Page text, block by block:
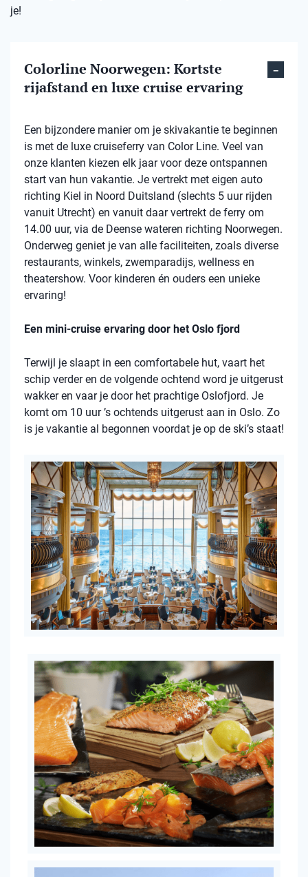
je!
Colorline Noorwegen: Kortste
rijafstand en luxe cruise ervaring
Een bijzondere manier om je skivakantie te beginnen
is met de luxe cruiseferry van Color Line. Veel van
onze klanten kiezen elk jaar voor deze ontspannen
start van hun vakantie. Je vertrekt met eigen auto
richting Kiel in Noord Duitsland (slechts 5 uur rijden
vanuit Utrecht) en vanuit daar vertrekt de ferry om
14.00 uur, via de Deense wateren richting Noorwegen.
Onderweg geniet je van alle faciliteiten, zoals diverse
restaurants, winkels, zwemparadijs, wellness en
theatershow. Voor kinderen én ouders een unieke
ervaring!
Een mini-cruise ervaring door het Oslo fjord
Terwijl je slaapt in een comfortabele hut, vaart het
schip verder en de volgende ochtend word je uitgerust
wakker en vaar je door het prachtige Oslofjord. Je
komt om 10 uur ’s ochtends uitgerust aan in Oslo. Zo
is je vakantie al begonnen voordat je op de ski’s staat!